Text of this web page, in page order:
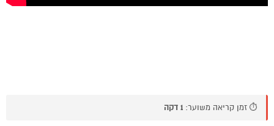
⏱️ זמן קריאה משוער: 1 דקה